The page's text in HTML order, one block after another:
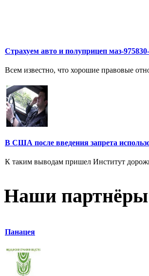
Страхуем авто и полуприцеп маз-
Всем известно, что хорошие правовые
В США после введения запрета
К таким выводам пришел Институт
Наши
Панацея